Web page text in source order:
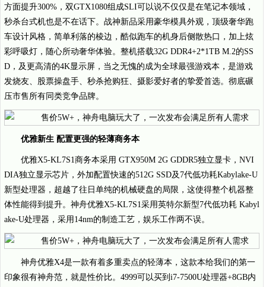
方面提升300%，双GTX1080组成SLI可以说不仅仅是在笔记本领域，
秒杀台式机也是不在话下。战神新品采用豪华模具外观，顶级奢华跑
车设计风格，简单利落的棱边，酷似跑车的机身后侧散热口，加上炫
彩呼吸灯，随心所动奢华体验。整机搭载32G DDR4+2*1TB M.2的SS
D，及更高清的4K显示屏，当之无愧的成为全球最强游戏本，是游戏
发烧友、股票操盘手、秒杀抢购狂、摄影爱好者的挚爱首选。彻底碾
压市售所有同类竞争品牌。
优雅新生 配置更强的轻薄商务本
优雅X5-KL7S1商务本采用 GTX950M 2G GDDR5独立显卡，NVI
DIA独立显示芯片，外加配置快速的512G SSD及7代低功耗Kabylake-U
新型处理器，超越了往日单纯的机械硬盘的局限，这使得整个机器整
体性能得到提升。神舟优雅X5-KL7S1采用英特尔新型7代低功耗 Kabyl
ake-U处理器，采用14nm的制造工艺，娱乐工作两不误。
神舟优雅X4是一款有着多重卖点的轻薄本，这款本给我们的第一
印象很有神舟范，就是性价比。4999可以买到i7-7500U处理器+8GB内